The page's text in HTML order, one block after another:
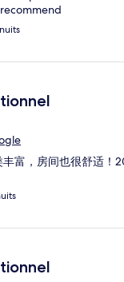
富，房间也很舒适！